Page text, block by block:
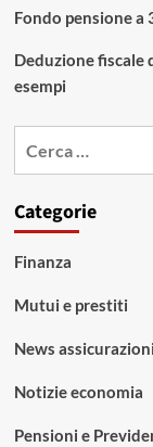
Fondo pensione a
Deduzione fiscale
esempi
Categorie
Finanza
Mutui e prestiti
News assicurazioni
Notizie economia
Pensioni e